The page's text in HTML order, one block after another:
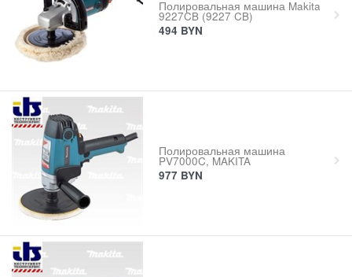
Полировальная машина Makita
9227CB (9227 CB)
494 BYN
Полировальная машина
PV7000C, MAKITA
977 BYN